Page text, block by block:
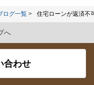
ログ一覧 住宅ローンが返済不
へ
合わせ